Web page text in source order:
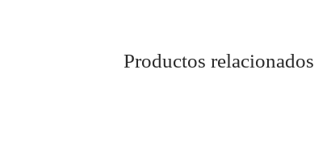
Productos relacionados